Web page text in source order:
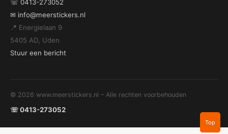
☏ 0413-273052
✉ info@meerstickers.nl
📍 Energielaan 9
5405 AD, Uden
Stuur een bericht
© 2026 www.meerstickers.nl – Alle rechten voorbehouden
☏ 0413-273052
Top